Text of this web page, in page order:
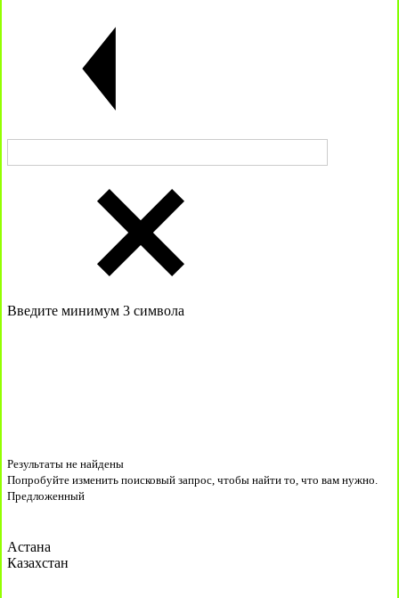
Введите минимум 3 символа
Результаты не найдены
Попробуйте изменить поисковый запрос, чтобы найти то, что вам нужно.
Предложенный
Астана
Казахстан